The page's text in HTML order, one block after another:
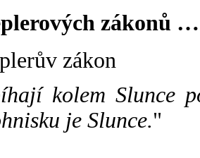
zákonů …
zákon
kolem Slunce
je Slunce."